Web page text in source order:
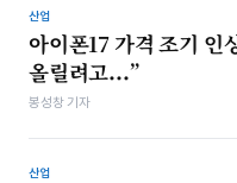
산업
아이폰17 가격 조기 인
올릴려고...”
봉성창 기자
산업